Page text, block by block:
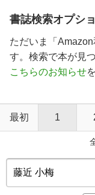
書誌検索オプシ
ただいま「
す。検索で本が見
こちらのお知らせ
最初 1